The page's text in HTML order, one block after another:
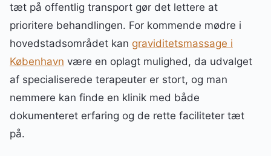
tæt på offentlig transport gør det lettere at
prioritere behandlingen. For kommende mødre i
hovedstadsområdet kan graviditetsmassage i
København være en oplagt mulighed, da udvalget
af specialiserede terapeuter er stort, og man
nemmere kan finde en klinik med både
dokumenteret erfaring og de rette faciliteter tæt
på.